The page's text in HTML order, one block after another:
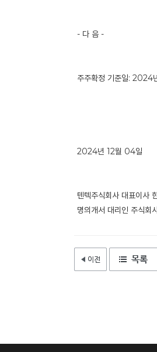
- 다 음 -
주주확정 기준일: 2024
2024년 12월 04일
텐텍주식회사 대표이사
명의개서 대리인 주식회